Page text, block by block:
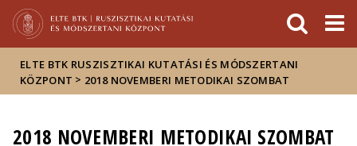
Hírek
Események
ELTE a
sajtóban
ELTE BTK RUSZISZTIKAI KUTATÁSI ÉS MÓDSZERTANI
KÖZPONT > 2018 NOVEMBERI METODIKAI SZOMBAT
2018 NOVEMBERI METODIKAI SZOMBAT